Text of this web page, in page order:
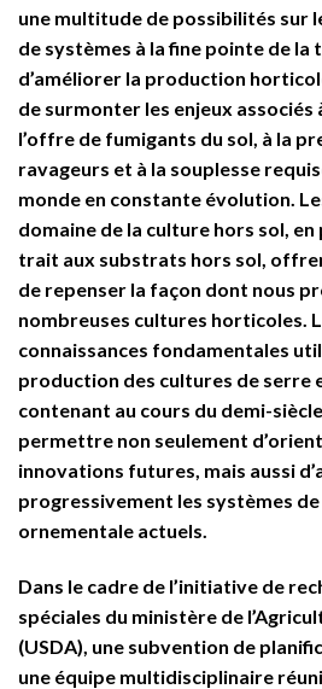
une multitude de possibilités sur
de systèmes à la fine pointe de la
d’améliorer la production
de surmonter les enjeux associés
l’offre de fumigants du sol, à la
ravageurs et à la souplesse
monde en constante évolution.
domaine de la culture hors sol,
trait aux substrats hors sol,
de repenser la façon dont nous
nombreuses cultures horticoles.
connaissances fondamentales
production des cultures de serre
contenant au cours du demi-
permettre non seulement
innovations futures, mais aussi
progressivement les systèmes
ornementale actuels.
Dans le cadre de l’initiative de
spéciales du ministère de
(USDA), une subvention de
une équipe multidisciplinaire